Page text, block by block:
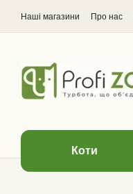
Наші магазини Про нас
Коти